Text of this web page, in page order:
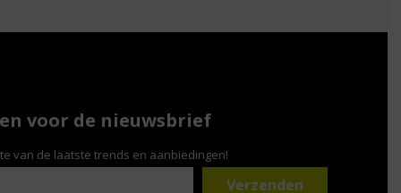
voor de nieuwsbrief
van de laatste trends en aanbiedingen!